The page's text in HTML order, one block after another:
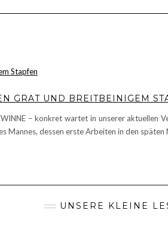
GRAT UND BREITBEINIGEM
– konkret wartet in unserer aktuellen
Mannes, dessen erste Arbeiten in den
UNSERE KLEINE